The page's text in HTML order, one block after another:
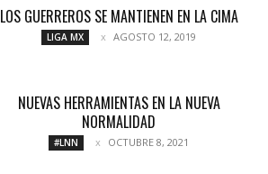
LOS GUERREROS SE MANTIENEN EN LA CIMA
LIGA MX AGOSTO 12, 2019
NUEVAS HERRAMIENTAS EN LA NUEVA
NORMALIDAD
#LNN OCTUBRE 8, 2021